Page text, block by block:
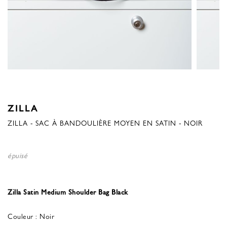
ZILLA
ZILLA - SAC À BANDOULIÈRE MOYEN EN SATIN - NOIR
épuisé
Zilla Satin Medium Shoulder Bag Black
Couleur : Noir